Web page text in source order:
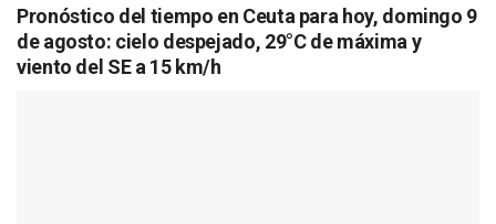
Pronóstico del tiempo en Ceuta para hoy, domingo 9
de agosto: cielo despejado, 29°C de máxima y
viento del SE a 15 km/h